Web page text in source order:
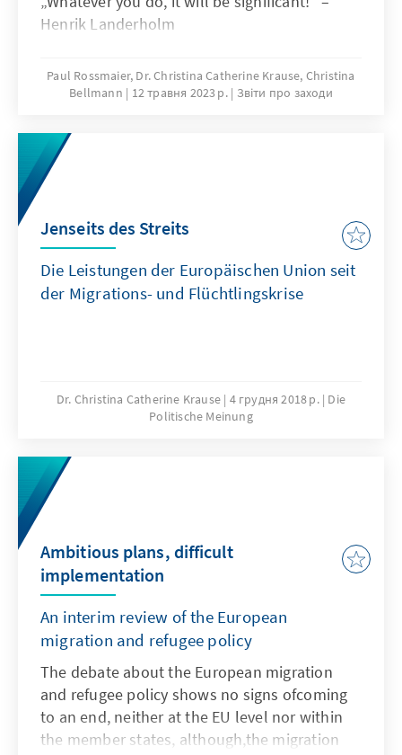
Henrik Landerholm
Paul Rossmaier, Dr. Christina Catherine Krause, Christina
Bellmann
12 травня 2023 р. Звіти про заходи
Jenseits des Streits
Die Leistungen der Europäischen Union seit
der Migrations-­ und Flüchtlingskrise
Dr. Christina Catherine Krause 4 грудня 2018 р. Die
Politische Meinung
Ambitious plans, difficult
implementation
An interim review of the European
migration and refugee policy
The debate about the European migration
and refugee policy shows no signs ofcoming
to an end, neither at the EU level nor within
the member states, although,the migration